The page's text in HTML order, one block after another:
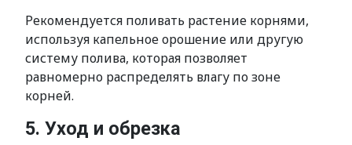
Рекомендуется поливать растение корнями,
используя капельное орошение или другую
систему полива, которая позволяет
равномерно распределять влагу по зоне
корней.
5. Уход и обрезка